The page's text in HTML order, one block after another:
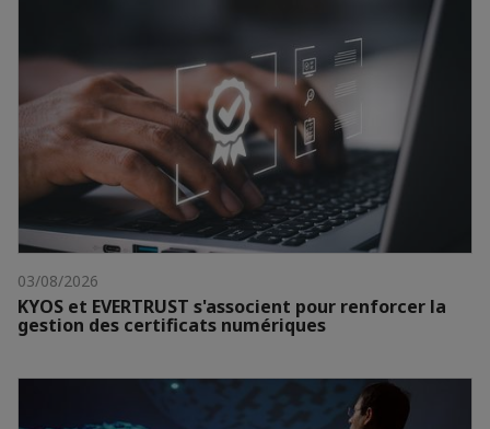
03/08/2026
KYOS et EVERTRUST s'associent pour renforcer la
gestion des certificats numériques